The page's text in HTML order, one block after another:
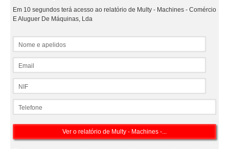
Em 10 segundos terá acesso ao relatório de Multy - Machines - Comércio
E Aluguer De Máquinas, Lda